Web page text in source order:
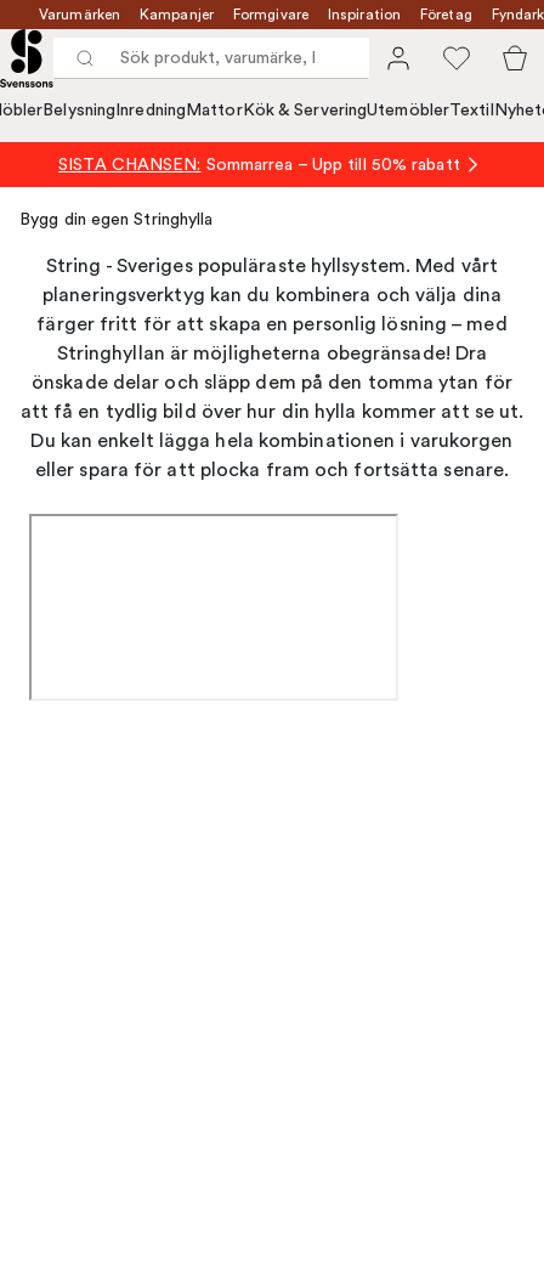
Varumärken Kampanjer Formgivare Inspiration Företag
Belysning Inredning MattorKök & ServeringUtemöblerTextil
SISTA CHANSEN: Sommarrea – Upp till 50% rabatt
Bygg din egen Stringhylla
String - Sveriges populäraste hyllsystem. Med vårt
planeringsverktyg kan du kombinera och välja dina
färger fritt för att skapa en personlig lösning – med
Stringhyllan är möjligheterna obegränsade! Dra
önskade delar och släpp dem på den tomma ytan för
att få en tydlig bild över hur din hylla kommer att se ut.
Du kan enkelt lägga hela kombinationen i varukorgen
eller spara för att plocka fram och fortsätta senare.